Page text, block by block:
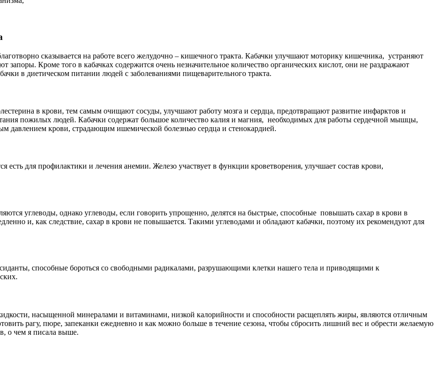
сказывается на работе всего желудочно – кишечного тракта. Кабачки улучшают моторику кишечника, устраняют
запоры. Кроме того в кабачках содержится очень незначительное количество органических кислот, они не раздражают
в диетическом питании людей с заболеваниями пищеварительного тракта.
в крови, тем самым очищают сосуды, улучшают работу мозга и сердца, предотвращают развитие инфарктов и
пожилых людей. Кабачки содержат большое количество калия и магния, необходимых для работы сердечной мышцы,
давлением крови, страдающим ишемической болезнью сердца и стенокардией.
есть для профилактики и лечения анемии. Железо участвует в функции кроветворения, улучшает состав крови,
углеводы, однако углеводы, если говорить упрощенно, делятся на быстрые, способные повышать сахар в крови в
и, как следствие, сахар в крови не повышается. Такими углеводами и обладают кабачки, поэтому их рекомендуют для
способные бороться со свободными радикалами, разрушающими клетки нашего тела и приводящими к
насыщенной минералами и витаминами, низкой калорийности и способности расщеплять жиры, являются отличным
рагу, пюре, запеканки ежедневно и как можно больше в течение сезона, чтобы сбросить лишний вес и обрести желаемую
о чем я писала выше.